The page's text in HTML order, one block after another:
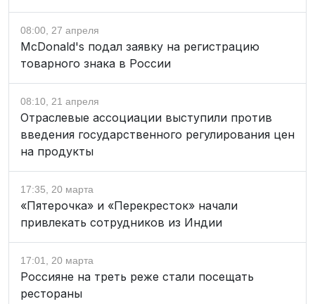
08:00, 27 апреля
McDonald's подал заявку на регистрацию
товарного знака в России
08:10, 21 апреля
Отраслевые ассоциации выступили против
введения государственного регулирования цен
на продукты
17:35, 20 марта
«Пятерочка» и «Перекресток» начали
привлекать сотрудников из Индии
17:01, 20 марта
Россияне на треть реже стали посещать
рестораны